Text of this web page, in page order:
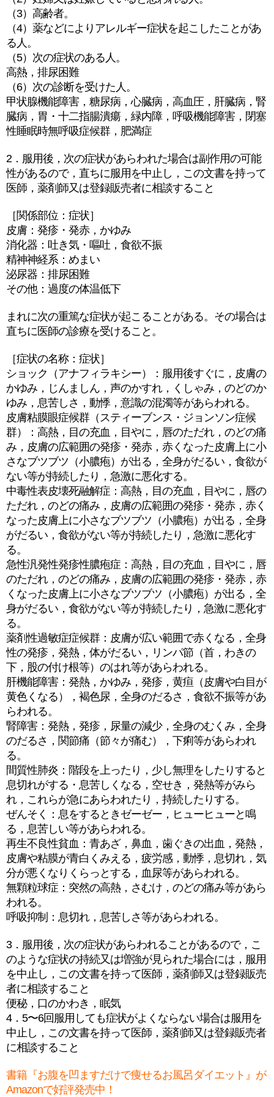
（3）高齢者。
（4）薬などによりアレルギー症状を起こしたことがあ
る人。
（5）次の症状のある人。
高熱，排尿困難
（6）次の診断を受けた人。
甲状腺機能障害，糖尿病，心臓病，高血圧，肝臓病，腎
臓病，胃・十二指腸潰瘍，緑内障，呼吸機能障害，閉塞
性睡眠時無呼吸症候群，肥満症
2．服用後，次の症状があらわれた場合は副作用の可能
性があるので，直ちに服用を中止し，この文書を持って
医師，薬剤師又は登録販売者に相談すること
［関係部位：症状］
皮膚：発疹・発赤，かゆみ
消化器：吐き気・嘔吐，食欲不振
精神神経系：めまい
泌尿器：排尿困難
その他：過度の体温低下
まれに次の重篤な症状が起こることがある。その場合は
直ちに医師の診療を受けること。
［症状の名称：症状］
ショック（アナフィラキシー）：服用後すぐに，皮膚の
かゆみ，じんましん，声のかすれ，くしゃみ，のどのか
ゆみ，息苦しさ，動悸，意識の混濁等があらわれる。
皮膚粘膜眼症候群（スティーブンス・ジョンソン症候
群）：高熱，目の充血，目やに，唇のただれ，のどの痛
み，皮膚の広範囲の発疹・発赤，赤くなった皮膚上に小
さなブツブツ（小膿疱）が出る，全身がだるい，食欲が
ない等が持続したり，急激に悪化する。
中毒性表皮壊死融解症：高熱，目の充血，目やに，唇の
ただれ，のどの痛み，皮膚の広範囲の発疹・発赤，赤く
なった皮膚上に小さなブツブツ（小膿疱）が出る，全身
がだるい，食欲がない等が持続したり，急激に悪化す
る。
急性汎発性発疹性膿疱症：高熱，目の充血，目やに，唇
のただれ，のどの痛み，皮膚の広範囲の発疹・発赤，赤
くなった皮膚上に小さなブツブツ（小膿疱）が出る，全
身がだるい，食欲がない等が持続したり，急激に悪化す
る。
薬剤性過敏症症候群：皮膚が広い範囲で赤くなる，全身
性の発疹，発熱，体がだるい，リンパ節（首，わきの
下，股の付け根等）のはれ等があらわれる。
肝機能障害：発熱，かゆみ，発疹，黄疸（皮膚や白目が
黄色くなる），褐色尿，全身のだるさ，食欲不振等があ
らわれる。
腎障害：発熱，発疹，尿量の減少，全身のむくみ，全身
のだるさ，関節痛（節々が痛む），下痢等があらわれ
る。
間質性肺炎：階段を上ったり，少し無理をしたりすると
息切れがする・息苦しくなる，空せき，発熱等がみら
れ，これらが急にあらわれたり，持続したりする。
ぜんそく：息をするときゼーゼー，ヒューヒューと鳴
る，息苦しい等があらわれる。
再生不良性貧血：青あざ，鼻血，歯ぐきの出血，発熱，
皮膚や粘膜が青白くみえる，疲労感，動悸，息切れ，気
分が悪くなりくらっとする，血尿等があらわれる。
無顆粒球症：突然の高熱，さむけ，のどの痛み等があら
われる。
呼吸抑制：息切れ，息苦しさ等があらわれる。
3．服用後，次の症状があらわれることがあるので，こ
のような症状の持続又は増強が見られた場合には，服用
を中止し，この文書を持って医師，薬剤師又は登録販売
者に相談すること
便秘，口のかわき，眠気
4．5〜6回服用しても症状がよくならない場合は服用を
中止し，この文書を持って医師，薬剤師又は登録販売者
に相談すること
書籍『お腹を凹ますだけで痩せるお風呂ダイエット』が
Amazonで好評発売中！